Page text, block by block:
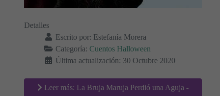
Detalles
Escrito por: Estefanía Morera
Categoría: Cuentos Halloween
Última actualización: 30 Octubre 2020
Leer más: La Bruja Maruja Perdió una Aguja -